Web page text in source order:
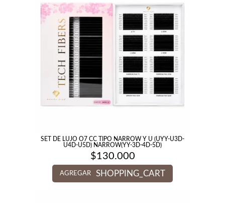
SET DE LUJO O7 CC TIPO NARROW Y U (UYY-U3D-
U4D-U5D) NARROW(YY-3D-4D-5D)
$130.000
AGREGAR SHOPPING_CART